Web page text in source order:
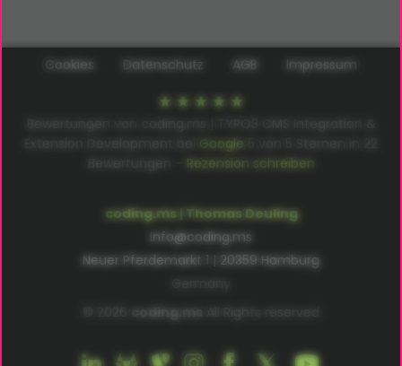
coding.ms | Thomas Deuling
info@coding.ms
Neuer Pferdemarkt 1 | 20359 Hamburg
coding.ms
Cookies Datenschutz AGB Impressum
Bewertungen von coding.ms | TYPO3 CMS Integration &
Google
Bewertungen – Rezension schreiben